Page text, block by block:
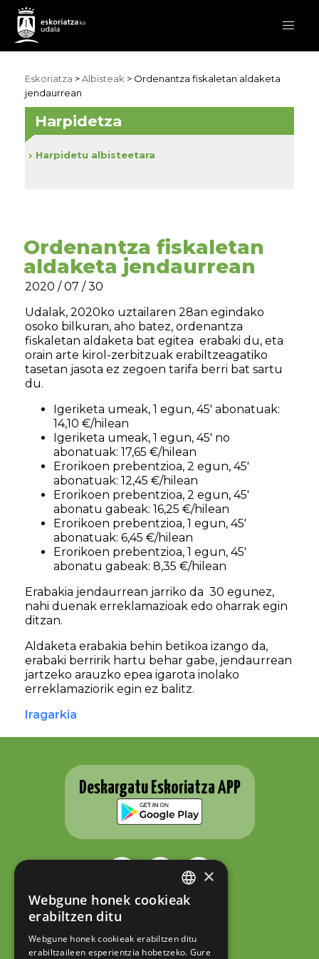
Eskoriatza >Albisteak > Ordenantza fiskaletan aldaketa
jendaurrean
Ordenantza fiskaletan
aldaketa jendaurrean
2020 / 07 / 30
Udalak, 2020ko uztailaren 28an egindako
osoko bilkuran, aho batez, ordenantza
fiskaletan aldaketa bat egitea erabaki du, eta
orain arte kirol-zerbitzuak erabiltzeagatiko
tasetan jasota ez zegoen tarifa berri bat sartu
du.
Igeriketa umeak, 1 egun, 45′ abonatuak:
14,10 €/hilean
Igeriketa umeak, 1 egun, 45′ no
abonatuak: 17,65 €/hilean
Erorikoen prebentzioa, 2 egun, 45′
abonatuak: 12,45 €/hilean
Erorikoen prebentzioa, 2 egun, 45′
abonatu gabeak: 16,25 €/hilean
Erorikoen prebentzioa, 1 egun, 45′
abonatuak: 6,45 €/hilean
Erorikoen prebentzioa, 1 egun, 45′
abonatu gabeak: 8,35 €/hilean
Erabakia jendaurrean jarriko da 30 egunez,
nahi duenak erreklamazioak edo oharrak egin
ditzan.
Aldaketa erabakia behin betikoa izango da,
erabaki berririk hartu behar gabe, jendaurrean
jartzeko arauzko epea igarota inolako
erreklamaziorik egin ez balitz.
Iragarkia
Harpidetza
Harpidetu albisteetara
Deskargatu Eskoriatza APP
ESKORIATZAKO UDALA
Fernando Eskoriatza plaza 1
20540 Eskoriatza (Gipuzkoa)
Tel.: 943 71 44 07
BASQUE
×
Webgune honek cookieak
erabiltzen ditu
Webgune honek cookieak erabiltzen ditu
erabiltzaileen esperientzia hobetzeko. Gure